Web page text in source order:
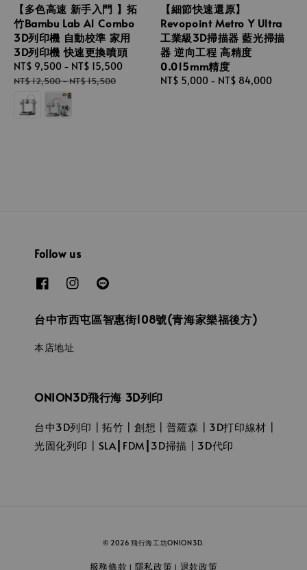
【多色高速 新手入門 】拓
竹Bambu Lab A1 Combo
3D列印機 自動校準 家用
3D列印機 快速更換噴頭
Sale
price
NT$ 9,500 - NT$ 15,500
Regular
NT$ 12,500-NT$ 15,500
【細節快速還原】
Revopoint Metro Y Ultra
工業級3D掃描器 藍光掃描
器 逆向工程 高精度
0.015mm精度
Regular
NT$ 5,000 - NT$ 84,000
Follow us
台中市西屯區智惠街108號(青海家樂福後方)
本店地址
ONION3D飛行海 3D列印
台中3D列印┃拓竹┃創想┃普羅森┃3D打印線材┃
光固化列印┃SLA┃FDM┃3D掃描┃3D代印
© 2026 飛行海工坊ONION3D.
服務條款 | 隱私政策 | 退款政策